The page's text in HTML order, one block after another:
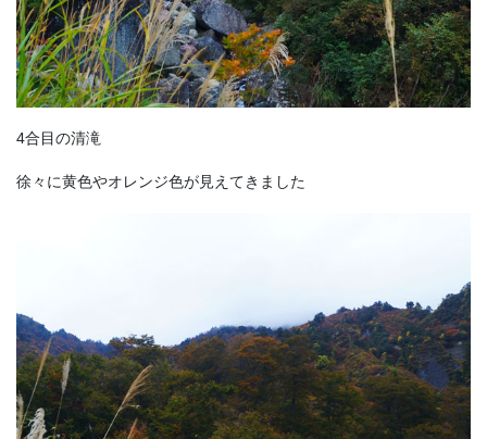
4合目の清滝
徐々に黄色やオレンジ色が見えてきました